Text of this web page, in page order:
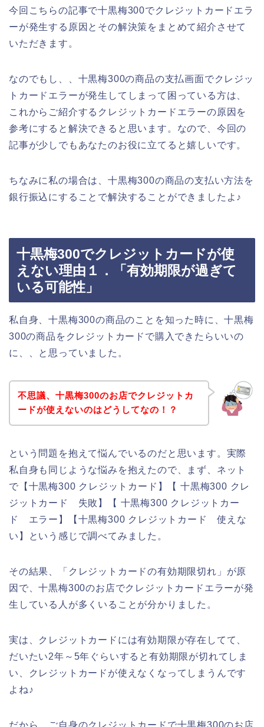
今回こちらの記事で十黒梅300でクレジットカードエラ
ーが発生する原因とその解決策をまとめて紹介させて
いただきます。
なのでもし、、十黒梅300の商品の支払画面でクレジッ
トカードエラーが発生してしまって困っている方は、
これからご紹介するクレジットカードエラーの原因を
参考にすると解決できると思います。なので、今回の
記事が少しでもあなたのお役に立てると嬉しいです。
ちなみに私の場合は、十黒梅300の商品の支払い方法を
銀行振込にすることで解決することができましたよ♪
十黒梅300でクレジットカードが使
えない理由１．「有効期限が過ぎて
いる可能性」
私自身、十黒梅300の商品のことを知った時に、十黒梅
300の商品をクレジットカードで購入できたらいいの
に、、と思っていました。
不思議、十黒梅300のお店でクレジットカ
ードが使えないのはどうしてなの！？
という問題を抱えて悩んでいるのだと思います。実際
私自身も同じような悩みを抱えたので、まず、ネット
で【十黒梅300 クレジットカード】【 十黒梅300 クレ
ジットカード 失敗】【 十黒梅300 クレジットカー
ド エラー】【十黒梅300 クレジットカード 使えな
い】という感じで調べてみました。
その結果、「クレジットカードの有効期限切れ」が原
因で、十黒梅300のお店でクレジットカードエラーが発
生している人が多くいることが分かりました。
実は、クレジットカードには有効期限が存在してて、
だいたい2年～5年ぐらいすると有効期限が切れてしま
い、クレジットカードが使えなくなってしまうんです
よね♪